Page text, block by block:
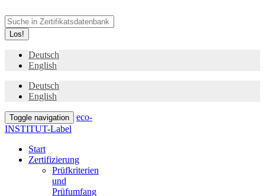
Los!
Deutsch
English
Deutsch
English
Toggle navigation
eco-
INSTITUT-Label
Start
Zertifizierung
Prüfkriterien
und
Prüfumfang